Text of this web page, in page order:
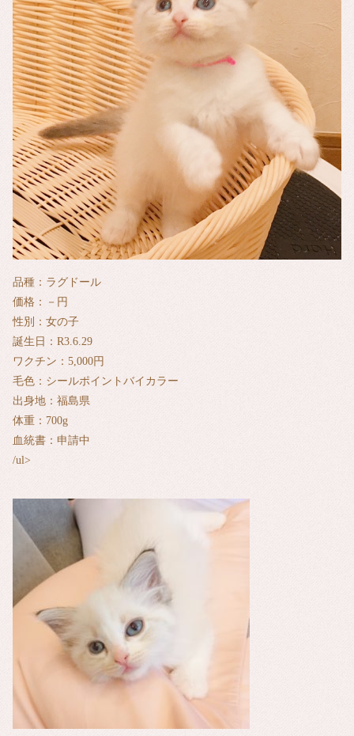
品種：ラグドール
価格：－円
性別：女の子
誕生日：R3.6.29
ワクチン：5,000円
毛色：シールポイントバイカラー
出身地：福島県
体重：700g
血統書：申請中
/ul>